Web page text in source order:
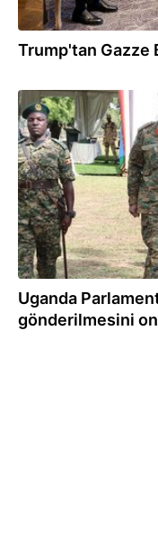
Trump'tan Gazze
06.08.2026
Uganda
gönderilmesini